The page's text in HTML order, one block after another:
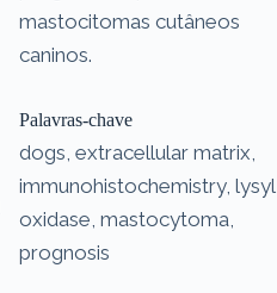
mastocitomas cutâneos
caninos.
Palavras-chave
dogs, extracellular matrix,
immunohistochemistry, lysyl
oxidase, mastocytoma,
prognosis